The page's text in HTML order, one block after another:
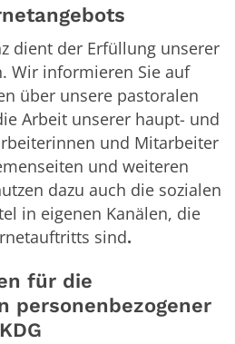
dient der Erfüllung unserer
Wir informieren Sie auf
über unsere pastoralen
Arbeit unserer haupt- und
und Mitarbeiter
und weiteren
dazu auch die sozialen
in eigenen Kanälen, die
sind.
für die
personenbezogener